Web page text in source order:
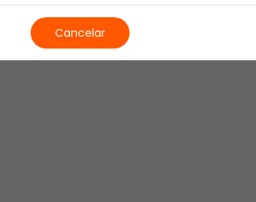
Cancelar